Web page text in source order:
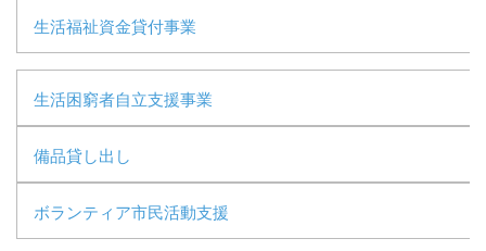
生活福祉資金貸付事業
生活困窮者自立支援事業
備品貸し出し
ボランティア市民活動支援